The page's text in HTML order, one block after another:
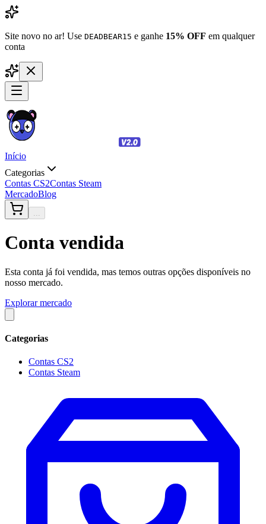
Site novo no ar! Use DEADBEAR15 e ganhe 15% OFF em qualquer
conta
Início
Categorias
Contas CS2Contas Steam
MercadoBlog
...
Conta vendida
Esta conta já foi vendida, mas temos outras opções disponíveis no
nosso mercado.
Explorar mercado
Categorias
Contas CS2
Contas Steam